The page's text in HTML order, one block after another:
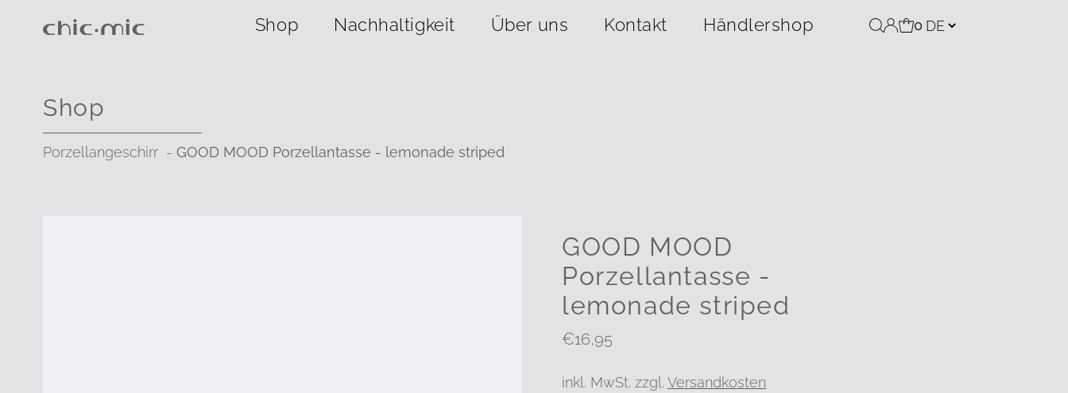
Shop Nachhaltigkeit Über uns Kontakt Händlershop 0
Shop
Porzellangeschirr GOOD MOOD Porzellantasse - lemonade striped
GOOD MOOD
Porzellantasse -
lemonade striped
Regulärer
€16,95
inkl. MwSt. zzgl. Versandkosten